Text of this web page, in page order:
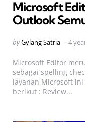
Microsoft
Outlook
Posted
byGylang Satria 4
Microsoft Editor
sebagai spelling
layanan Microsoft
berikut : Review...